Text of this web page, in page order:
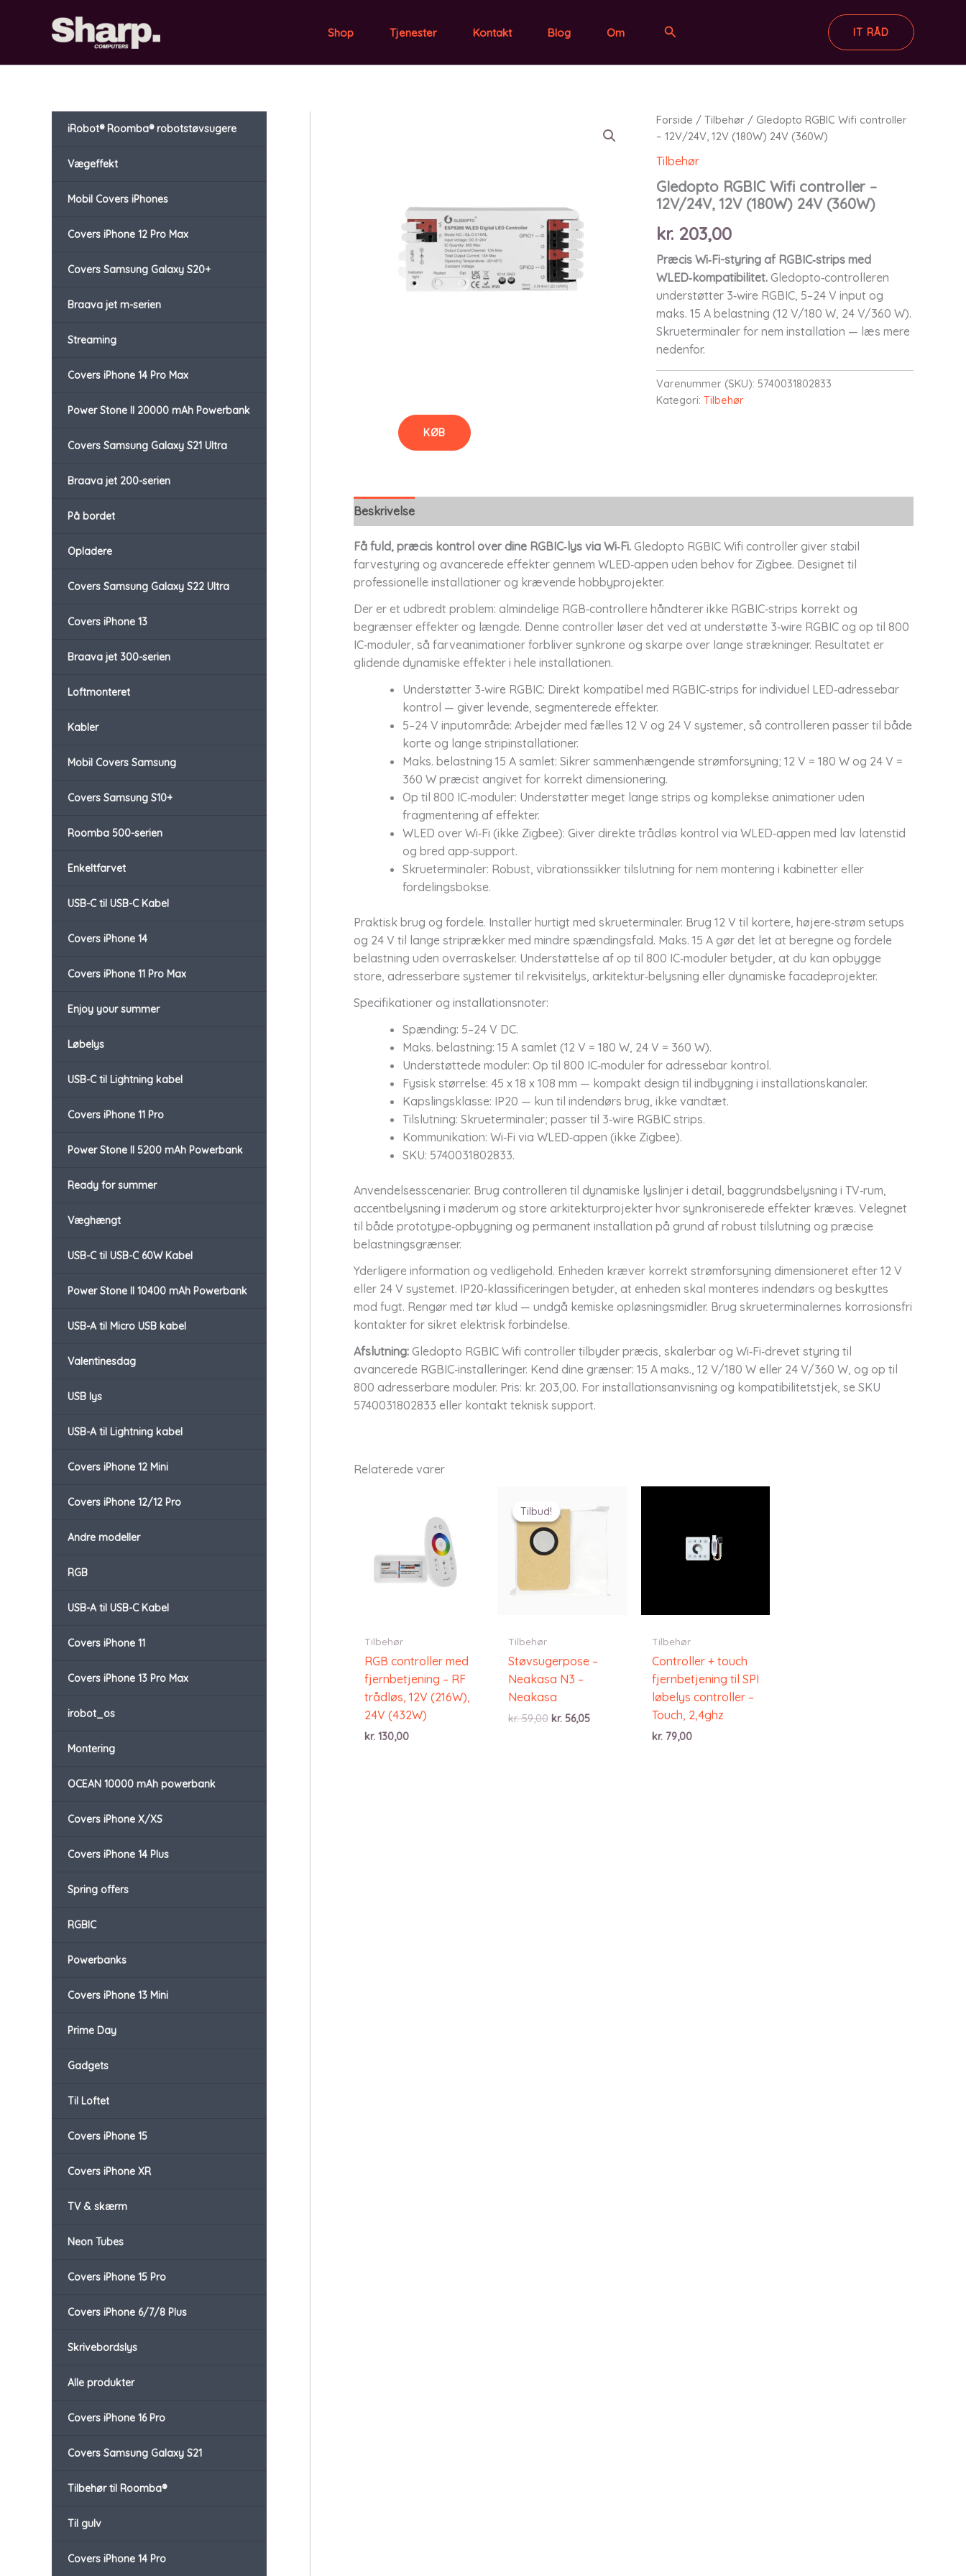
Shop Tjenester Kontakt Blog Om Søg IT RÅD
iRobot® Roomba® robotstøvsugere
Vægeffekt
Mobil Covers iPhones
Covers iPhone 12 Pro Max
Covers Samsung Galaxy S20+
Braava jet m-serien
Streaming
Covers iPhone 14 Pro Max
Power Stone II 20000 mAh Powerbank
Covers Samsung Galaxy S21 Ultra
Braava jet 200-serien
På bordet
Opladere
Covers Samsung Galaxy S22 Ultra
Covers iPhone 13
Braava jet 300-serien
Loftmonteret
Kabler
Mobil Covers Samsung
Covers Samsung S10+
Roomba 500-serien
Enkeltfarvet
USB-C til USB-C Kabel
Covers iPhone 14
Covers iPhone 11 Pro Max
Enjoy your summer
Løbelys
USB-C til Lightning kabel
Covers iPhone 11 Pro
Power Stone II 5200 mAh Powerbank
Ready for summer
Væghængt
USB-C til USB-C 60W Kabel
Power Stone II 10400 mAh Powerbank
USB-A til Micro USB kabel
Valentinesdag
USB lys
USB-A til Lightning kabel
Covers iPhone 12 Mini
Covers iPhone 12/12 Pro
Andre modeller
RGB
USB-A til USB-C Kabel
Covers iPhone 11
Covers iPhone 13 Pro Max
irobot_os
Montering
OCEAN 10000 mAh powerbank
Covers iPhone X/XS
Covers iPhone 14 Plus
Spring offers
RGBIC
Powerbanks
Covers iPhone 13 Mini
Prime Day
Gadgets
Til Loftet
Covers iPhone 15
Covers iPhone XR
TV & skærm
Neon Tubes
Covers iPhone 15 Pro
Covers iPhone 6/7/8 Plus
Skrivebordslys
Alle produkter
Covers iPhone 16 Pro
Covers Samsung Galaxy S21
Tilbehør til Roomba®
Til gulv
Covers iPhone 14 Pro
Forside / Tilbehør/ Gledopto RGBIC Wifi controller
– 12V/24V, 12V (180W) 24V (360W)
Tilbehør
Gledopto RGBIC Wifi controller –
12V/24V, 12V (180W) 24V (360W)
kr.203,00
Præcis Wi‑Fi-styring af RGBIC‑strips med
WLED‑kompatibilitet.Gledopto‑controlleren
understøtter 3‑wire RGBIC, 5–24 V input og
maks. 15 A belastning (12 V/180 W, 24 V/360 W).
Skrueterminaler for nem installation — læs mere
nedenfor.
Varenummer (SKU): 5740031802833
Kategori: Tilbehør
KØB
Beskrivelse
Få fuld, præcis kontrol over dine RGBIC‑lys via Wi‑Fi. Gledopto RGBIC Wifi controller giver stabil
farvestyring og avancerede effekter gennem WLED‑appen uden behov for Zigbee. Designet til
professionelle installationer og krævende hobbyprojekter.
Der er et udbredt problem: almindelige RGB‑controllere håndterer ikke RGBIC‑strips korrekt og
begrænser effekter og længde. Denne controller løser det ved at understøtte 3‑wire RGBIC og op til 800
IC‑moduler, så farveanimationer forbliver synkrone og skarpe over lange strækninger. Resultatet er
glidende dynamiske effekter i hele installationen.
Understøtter 3‑wire RGBIC: Direkt kompatibel med RGBIC‑strips for individuel LED‑adressebar
kontrol — giver levende, segmenterede effekter.
5–24 V inputområde: Arbejder med fælles 12 V og 24 V systemer, så controlleren passer til både
korte og lange stripinstallationer.
Maks. belastning 15 A samlet: Sikrer sammenhængende strømforsyning; 12 V = 180 W og 24 V =
360 W præcist angivet for korrekt dimensionering.
Op til 800 IC‑moduler: Understøtter meget lange strips og komplekse animationer uden
fragmentering af effekter.
WLED over Wi‑Fi (ikke Zigbee): Giver direkte trådløs kontrol via WLED‑appen med lav latenstid
og bred app‑support.
Skrueterminaler: Robust, vibrationssikker tilslutning for nem montering i kabinetter eller
fordelingsbokse.
Praktisk brug og fordele. Installer hurtigt med skrueterminaler. Brug 12 V til kortere, højere‑strøm setups
og 24 V til lange striprækker med mindre spændingsfald. Maks. 15 A gør det let at beregne og fordele
belastning uden overraskelser. Understøttelse af op til 800 IC‑moduler betyder, at du kan opbygge
store, adresserbare systemer til rekvisitelys, arkitektur‑belysning eller dynamiske facadeprojekter.
Specifikationer og installationsnoter:
Spænding: 5–24 V DC.
Maks. belastning: 15 A samlet (12 V = 180 W, 24 V = 360 W).
Understøttede moduler: Op til 800 IC‑moduler for adressebar kontrol.
Fysisk størrelse: 45 x 18 x 108 mm — kompakt design til indbygning i installationskanaler.
Kapslingsklasse: IP20 — kun til indendørs brug, ikke vandtæt.
Tilslutning: Skrueterminaler; passer til 3‑wire RGBIC strips.
Kommunikation: Wi‑Fi via WLED‑appen (ikke Zigbee).
SKU: 5740031802833.
Anvendelsesscenarier. Brug controlleren til dynamiske lyslinjer i detail, baggrundsbelysning i TV‑rum,
accentbelysning i møderum og store arkitekturprojekter hvor synkroniserede effekter kræves. Velegnet
til både prototype‑opbygning og permanent installation på grund af robust tilslutning og præcise
belastningsgrænser.
Yderligere information og vedligehold. Enheden kræver korrekt strømforsyning dimensioneret efter 12 V
eller 24 V systemet. IP20‑klassificeringen betyder, at enheden skal monteres indendørs og beskyttes
mod fugt. Rengør med tør klud — undgå kemiske opløsningsmidler. Brug skrueterminalernes korrosionsfri
kontakter for sikret elektrisk forbindelse.
Afslutning: Gledopto RGBIC Wifi controller tilbyder præcis, skalerbar og Wi‑Fi‑drevet styring til
avancerede RGBIC‑installeringer. Kend dine grænser: 15 A maks., 12 V/180 W eller 24 V/360 W, og op til
800 adresserbare moduler. Pris: kr. 203,00. For installationsanvisning og kompatibilitetstjek, se SKU
5740031802833 eller kontakt teknisk support.
Relaterede varer
Tilbehør
RGB controller med
fjernbetjening – RF
trådløs, 12V (216W),
24V (432W)
kr. 130,00
Tilbud!
Tilbud!
Tilbehør
Støvsugerpose –
Neakasa N3 –
Neakasa
kr.59,00 Den
kr.56,05Den
Tilbehør
Controller + touch
fjernbetjening til SPI
løbelys controller –
Touch, 2,4ghz
kr.79,00